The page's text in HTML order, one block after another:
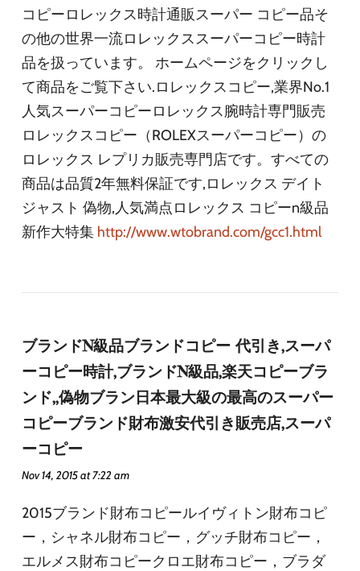
コピーロレックス時計通販スーパー コピー品そ
の他の世界一流ロレックススーパーコピー時計
品を扱っています。 ホームページをクリックし
て商品をご覧下さい.ロレックスコピー,業界No.1
人気スーパーコピーロレックス腕時計専門販売
ロレックスコピー（ROLEXスーパーコピー）の
ロレックス レプリカ販売専門店です。すべての
商品は品質2年無料保証です,ロレックス デイト
ジャスト 偽物,人気満点ロレックス コピーn級品
新作大特集 http://www.wtobrand.com/gcc1.html
ブランドN級品ブランドコピー 代引き,スーパ
ーコピー時計,ブランドN級品,楽天コピーブラ
ンド,,偽物ブラン日本最大級の最高のスーパー
コピーブランド財布激安代引き販売店,スーパ
ーコピー
Nov 14, 2015 at 7:22 am
2015ブランド財布コピールイヴィトン財布コピ
ー，シャネル財布コピー，グッチ財布コピー，
エルメス財布コピークロエ財布コピー，ブラダ